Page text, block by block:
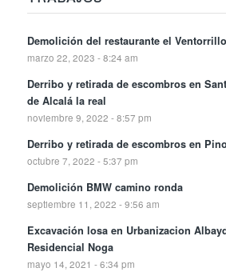
Demolición del restaurante el Ventorrillo
marzo 22, 2023 - 8:24 am
Derribo y retirada de escombros en
de Alcalá la real
noviembre 9, 2022 - 8:57 pm
Derribo y retirada de escombros en
octubre 7, 2022 - 5:37 pm
Demolición BMW camino ronda
septiembre 11, 2022 - 9:56 am
Excavación losa en Urbanizacion
Residencial Noga
mayo 14, 2021 - 6:34 pm